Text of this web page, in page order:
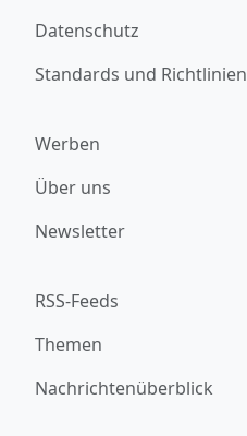
Datenschutz
Standards und Richtlinien
Werben
Über uns
Newsletter
RSS-Feeds
Themen
Nachrichtenüberblick